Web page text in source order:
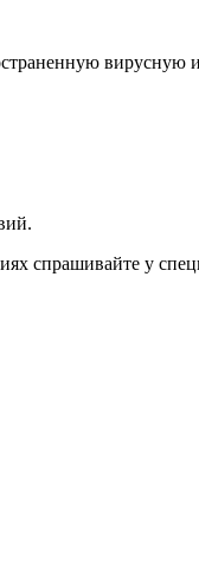
вирусную
спрашивайте у